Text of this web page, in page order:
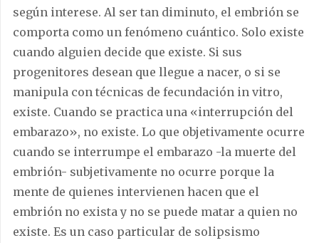
según interese. Al ser tan diminuto, el embrión se
comporta como un fenómeno cuántico. Solo existe
cuando alguien decide que existe. Si sus
progenitores desean que llegue a nacer, o si se
manipula con técnicas de fecundación in vitro,
existe. Cuando se practica una «interrupción del
embarazo», no existe. Lo que objetivamente ocurre
cuando se interrumpe el embarazo -la muerte del
embrión- subjetivamente no ocurre porque la
mente de quienes intervienen hacen que el
embrión no exista y no se puede matar a quien no
existe. Es un caso particular de solipsismo